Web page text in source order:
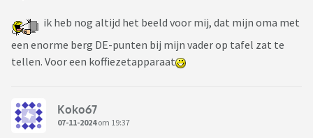
ik heb nog altijd het beeld voor mij, dat mijn oma met
een enorme berg DE-punten bij mijn vader op tafel zat te
tellen. Voor een koffiezetapparaat
Koko67
07-11-2024om 19:37